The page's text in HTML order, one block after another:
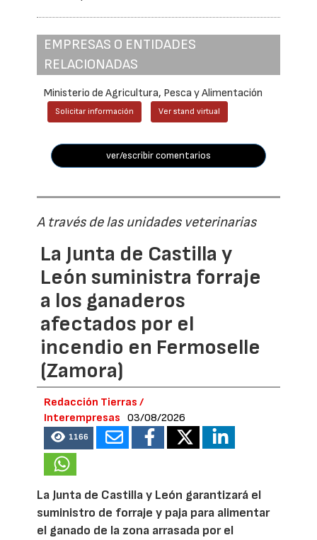
EMPRESAS O ENTIDADES
RELACIONADAS
Ministerio de Agricultura, Pesca y Alimentación
Solicitar información Ver stand virtual
ver/escribir comentarios
A través de las unidades veterinarias
La Junta de Castilla y
León suministra forraje
a los ganaderos
afectados por el
incendio en Fermoselle
(Zamora)
Redacción Tierras /
Interempresas
03/08/2026
1166
La Junta de Castilla y León garantizará el
suministro de forraje y paja para alimentar
el ganado de la zona arrasada por el